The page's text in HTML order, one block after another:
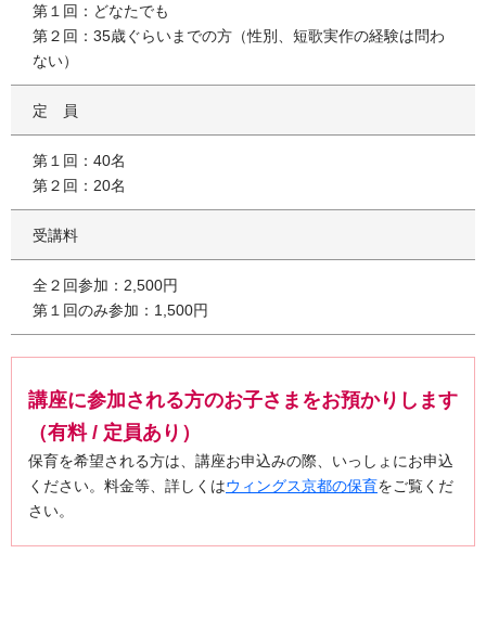
第１回：どなたでも
第２回：35歳ぐらいまでの方（性別、短歌実作の経験は問わ
ない）
定員
第１回：40名
第２回：20名
受講料
全２回参加：2,500円
第１回のみ参加：1,500円
講座に参加される方のお子さまをお預かりします
（有料 / 定員あり）
保育を希望される方は、講座お申込みの際、いっしょにお申込
ください。料金等、詳しくはウィングス京都の保育をご覧くだ
さい。